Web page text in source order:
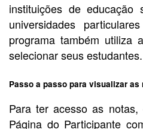
instituições de educação
universidades
programa também utiliza
selecionar seus estudantes.
Passo a passo para visualizar as
Para ter acesso as
Página do Participante